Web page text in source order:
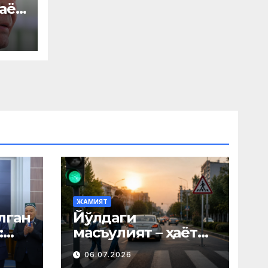
ЖАМИЯТ
Йўлдаги
масъулият – ҳаёт
олдидаги
масъулият
06.07.2026